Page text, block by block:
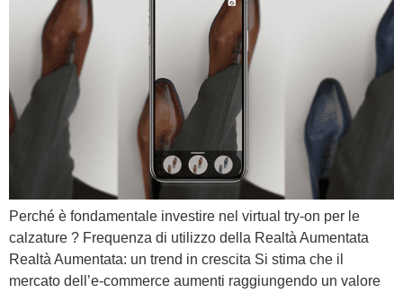
Perché è fondamentale investire nel virtual try-on per le
calzature ? Frequenza di utilizzo della Realtà Aumentata
Realtà Aumentata: un trend in crescita Si stima che il
mercato dell’e-commerce aumenti raggiungendo un valore